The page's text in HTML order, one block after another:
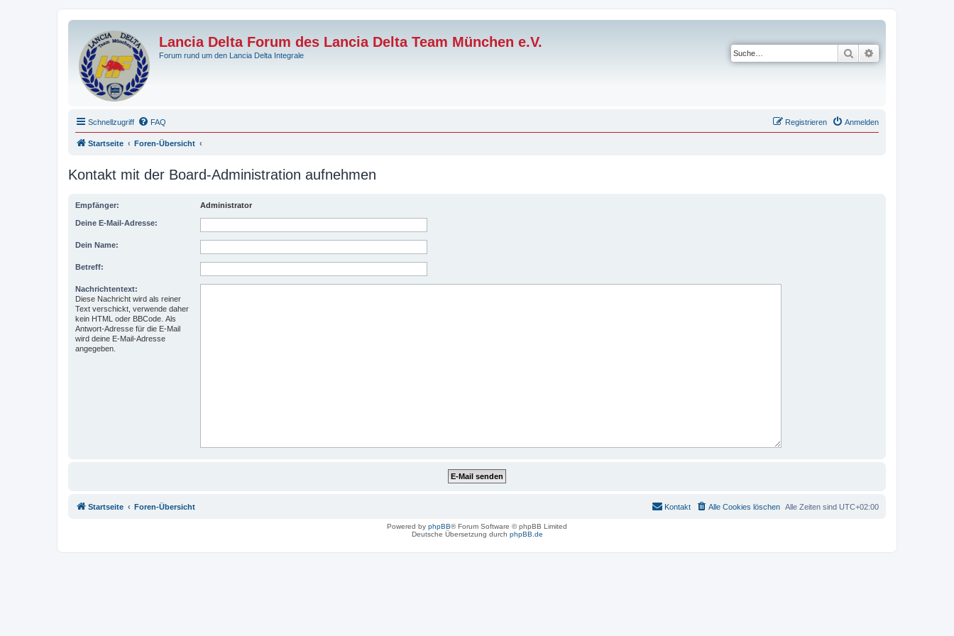
Lancia Delta Forum des Lancia Delta Team München e.V.
Forum rund um den Lancia Delta Integrale Suche
Schnellzugriff FAQ Anmelden
Registrieren
Startseite Foren-Übersicht
Kontakt mit der Board-Administration aufnehmen
Empfänger: Administrator
Deine E-Mail-Adresse:
Dein Name:
Betreff:
Nachrichtentext:
Diese Nachricht wird als reiner
Text verschickt, verwende daher
kein HTML oder BBCode. Als
Antwort-Adresse für die E-Mail
wird deine E-Mail-Adresse
angegeben.
Startseite Foren-Übersicht Alle Zeiten sind UTC+02:00
Alle Cookies löschen
Kontakt
Powered by phpBB® Forum Software © phpBB Limited
Deutsche Übersetzung durch phpBB.de